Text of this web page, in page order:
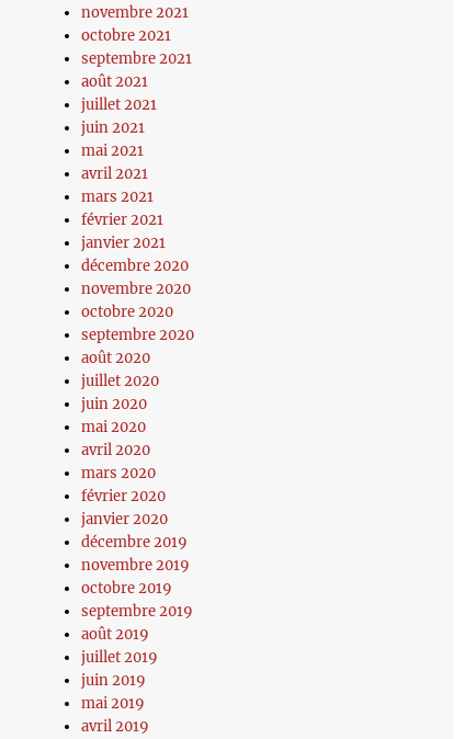
novembre 2021
octobre 2021
septembre 2021
août 2021
juillet 2021
juin 2021
mai 2021
avril 2021
mars 2021
février 2021
janvier 2021
décembre 2020
novembre 2020
octobre 2020
septembre 2020
août 2020
juillet 2020
juin 2020
mai 2020
avril 2020
mars 2020
février 2020
janvier 2020
décembre 2019
novembre 2019
octobre 2019
septembre 2019
août 2019
juillet 2019
juin 2019
mai 2019
avril 2019